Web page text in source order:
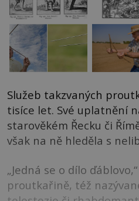
Služeb takzvaných
tisíce let. Své uplatnění
starověkém Řecku či
však na ně hleděla s
„Jedná se o dílo
proutkařině, též